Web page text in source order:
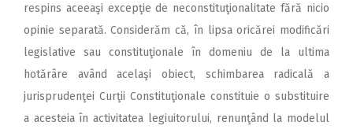
respins aceeaşi excepţie de neconstituţionalitate fără nicio
opinie separată. Considerăm că, în lipsa oricărei modificări
legislative sau constituţionale în domeniu de la ultima
hotărâre având acelaşi obiect, schimbarea radicală a
jurisprudenţei Curţii Constituţionale constituie o substituire
a acesteia în activitatea legiuitorului, renunţând la modelul